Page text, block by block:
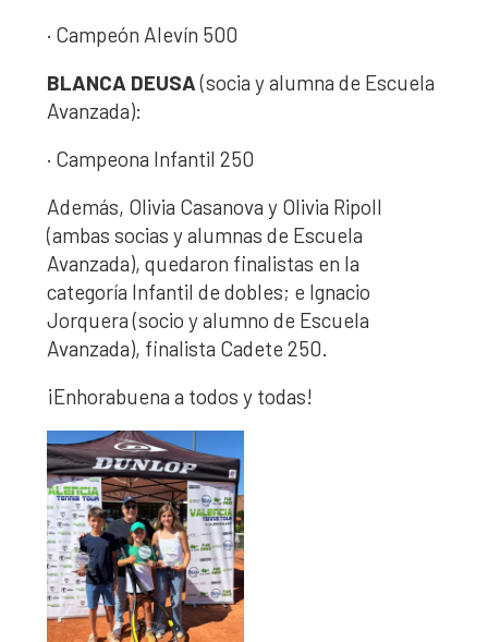
· Campeón Alevín 500
BLANCA DEUSA(socia y alumna de Escuela
Avanzada):
· Campeona Infantil 250
Además, Olivia Casanova y Olivia Ripoll
(ambas socias y alumnas de Escuela
Avanzada), quedaron finalistas en la
categoría Infantil de dobles; e Ignacio
Jorquera (socio y alumno de Escuela
Avanzada), finalista Cadete 250.
¡Enhorabuena a todos y todas!